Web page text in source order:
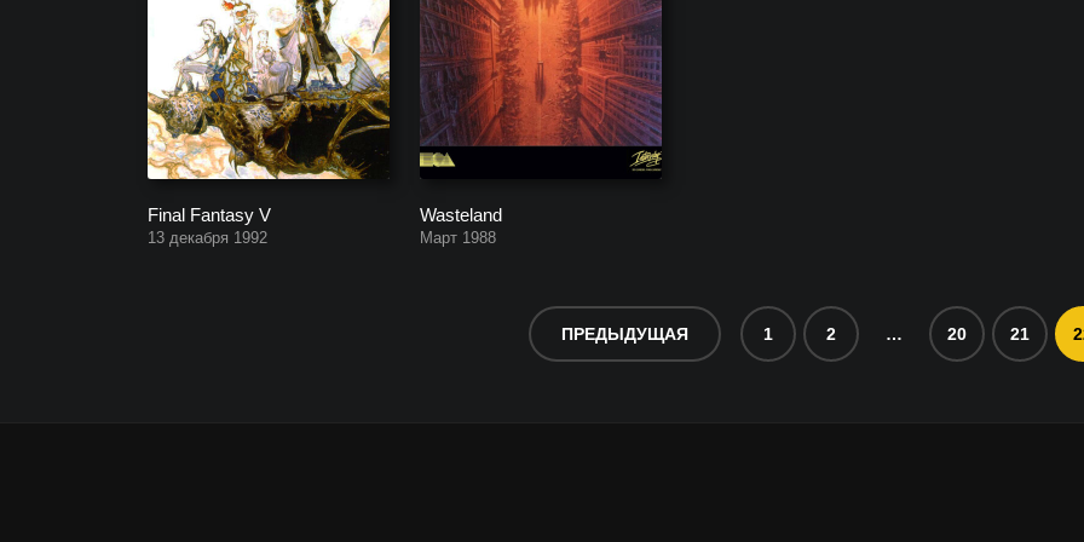
Final Fantasy V
13 декабря 1992
Wasteland
Март 1988
ПРЕДЫДУЩАЯ 1 2 … 20 21